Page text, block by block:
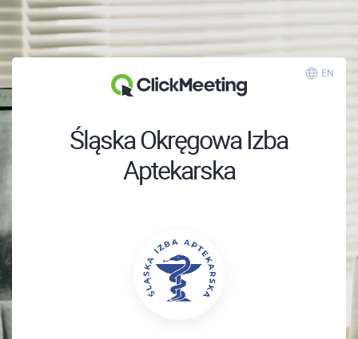
EN
Śląska Okręgowa Izba
Aptekarska